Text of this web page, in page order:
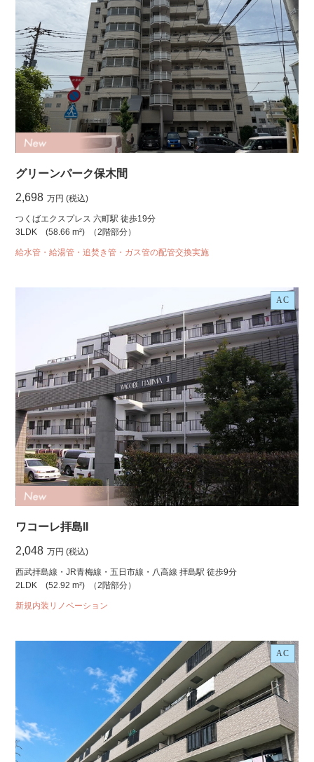
グリーンパーク保木間
2,698 万円 (税込)
つくばエクスプレス 六町駅 徒歩19分
3LDK
(58.66 m²) （2階部分）
給水管・給湯管・追焚き管・ガス管の配管交換実施
AC
ワコーレ拝島II
2,048 万円 (税込)
西武拝島線・JR青梅線・五日市線・八高線 拝島駅 徒歩9分
2LDK
(52.92 m²) （2階部分）
新規内装リノベーション
AC